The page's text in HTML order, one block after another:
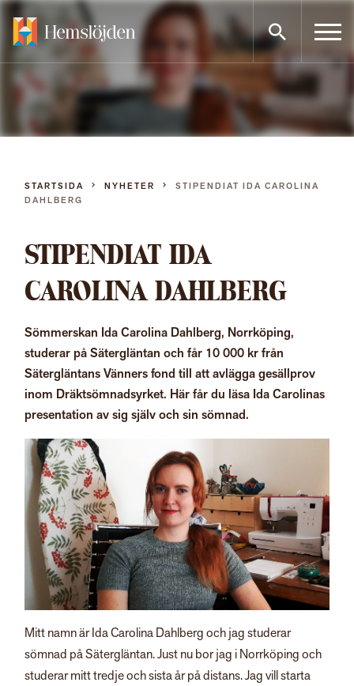
Gå
direkt
innehållet
STARTSIDA NYHETER
STIPENDIAT IDA CAROLINA
DAHLBERG
STIPENDIAT IDA
CAROLINA DAHLBERG
Sömmerskan Ida Carolina Dahlberg, Norrköping,
studerar på Sätergläntan och får 10 000 kr från
Sätergläntans Vänners fond till att avlägga gesällprov
inom Dräktsömnadsyrket. Här får du läsa Ida Carolinas
presentation av sig själv och sin sömnad.
Mitt namn är Ida Carolina Dahlberg och jag studerar
sömnad på Sätergläntan. Just nu bor jag i Norrköping och
studerar mitt tredje och sista år på distans. Jag vill starta